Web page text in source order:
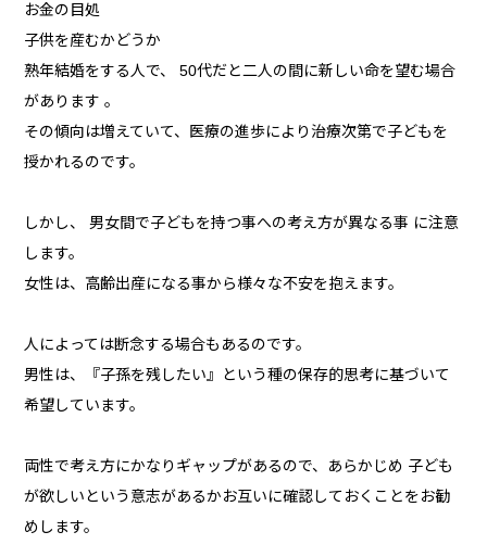
お金の目処
子供を産むかどうか
熟年結婚をする人で、 50代だと二人の間に新しい命を望む場合
があります 。
その傾向は増えていて、医療の進歩により治療次第で子どもを
授かれるのです。
しかし、 男女間で子どもを持つ事への考え方が異なる事 に注意
します。
女性は、高齢出産になる事から様々な不安を抱えます。
人によっては断念する場合もあるのです。
男性は、『子孫を残したい』という種の保存的思考に基づいて
希望しています。
両性で考え方にかなりギャップがあるので、あらかじめ 子ども
が欲しいという意志があるかお互いに確認しておくことをお勧
めします。